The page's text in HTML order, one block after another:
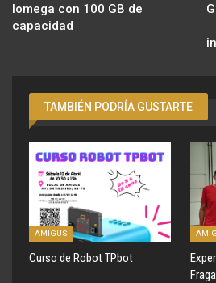
Iomega con 100 GB de
capacidad
TAMBIÉN PODRÍA GUSTARTE
AMIGUS
Curso de Robot TPbot
Fraga